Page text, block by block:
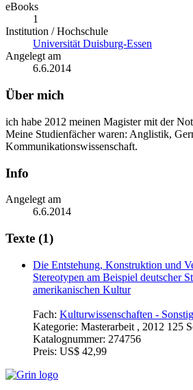
eBooks
1
Institution / Hochschule
Universität Duisburg-Essen
Angelegt am
6.6.2014
Über mich
ich habe 2012 meinen Magister mit der
Meine Studienfächer waren: Anglistik,
Kommunikationswissenschaft.
Info
Angelegt am
6.6.2014
Texte (1)
Die Entstehung, Konstruktion und
Stereotypen am Beispiel deutscher
amerikanischen Kultur
Fach: Kulturwissenschaften -
Kategorie: Masterarbeit , 2012 125
Katalognummer: 274756
Preis: US$ 42,99